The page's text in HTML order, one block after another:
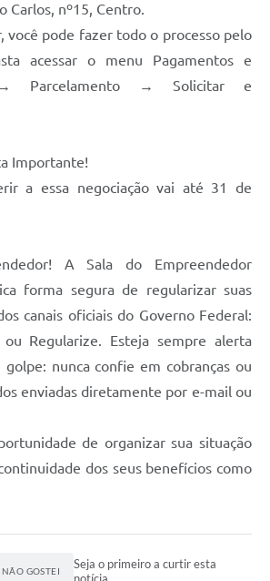
Carlos, nº15, Centro.
você pode fazer todo o processo pelo
acessar o menu Pagamentos e
→ Parcelamento → Solicitar e
Importante!
a essa negociação vai até 31 de
A Sala do Empreendedor
forma segura de regularizar suas
canais oficiais do Governo Federal:
Regularize. Esteja sempre alerta
nunca confie em cobranças ou
enviadas diretamente por e-mail ou
de organizar sua situação
dos seus benefícios como
NÃO GOSTEI
Seja o primeiro a curtir esta